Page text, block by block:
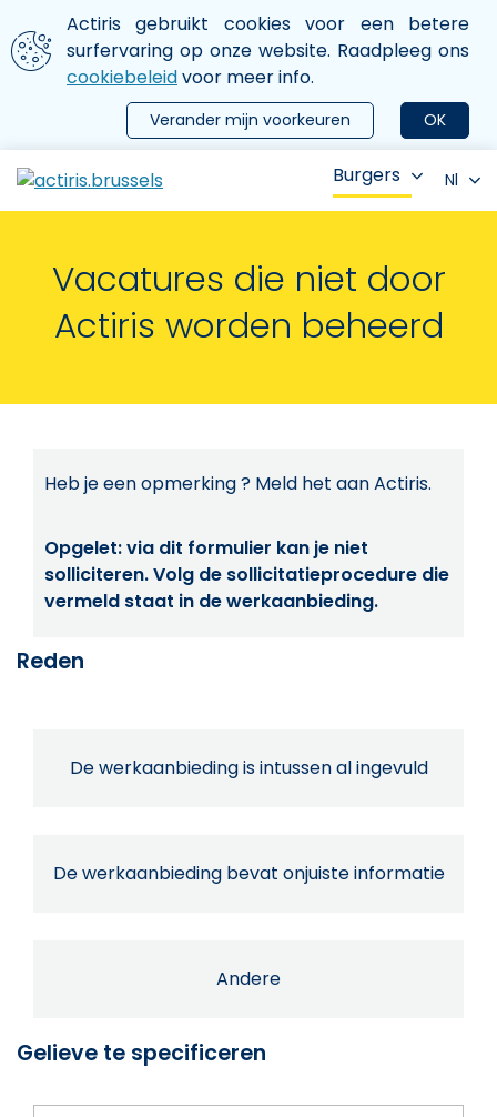
Aller au contenu principal
We gebruiken cookies
Actiris gebruikt cookies voor een betere
surfervaring op onze website. Raadpleeg ons
cookiebeleidvoor meer info.
OK
Verander mijn voorkeuren
le menu
Burgers Nl
Vacatures die niet door
Actiris worden beheerd
Heb je een opmerking ? Meld het aan Actiris.
Opgelet: via dit formulier kan je niet
solliciteren. Volg de sollicitatieprocedure die
vermeld staat in de werkaanbieding.
Reden
De werkaanbieding is intussen al ingevuld
De werkaanbieding bevat onjuiste informatie
Andere
Gelieve te specificeren